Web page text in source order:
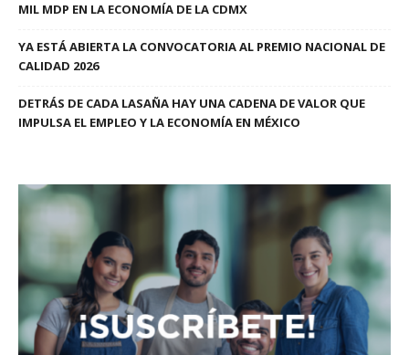
MIL MDP EN LA ECONOMÍA DE LA CDMX
YA ESTÁ ABIERTA LA CONVOCATORIA AL PREMIO NACIONAL DE
CALIDAD 2026
DETRÁS DE CADA LASAÑA HAY UNA CADENA DE VALOR QUE
IMPULSA EL EMPLEO Y LA ECONOMÍA EN MÉXICO